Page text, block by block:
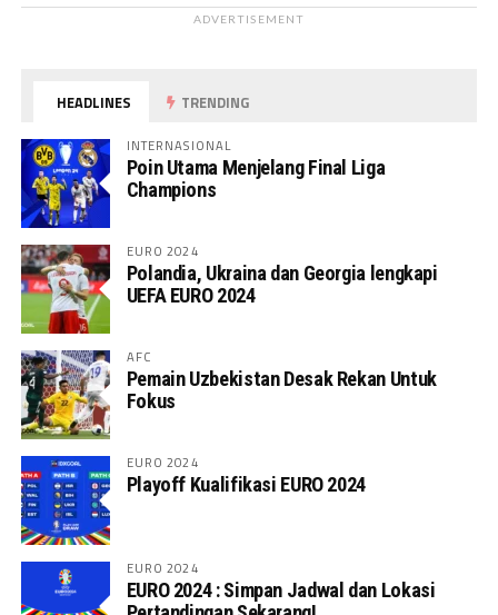
ADVERTISEMENT
HEADLINES TRENDING
INTERNASIONAL
Poin Utama Menjelang Final Liga
Champions
EURO 2024
Polandia, Ukraina dan Georgia lengkapi
UEFA EURO 2024
AFC
Pemain Uzbekistan Desak Rekan Untuk
Fokus
EURO 2024
Playoff Kualifikasi EURO 2024
EURO 2024
EURO 2024 : Simpan Jadwal dan Lokasi